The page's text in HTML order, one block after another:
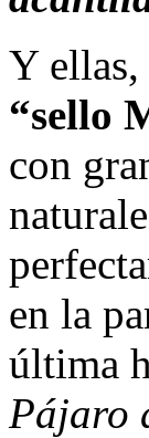
Y ellas,
“sello
con
en la
última
Pájaro